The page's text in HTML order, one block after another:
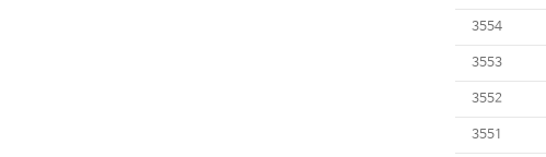
3554
3553
3552
3551